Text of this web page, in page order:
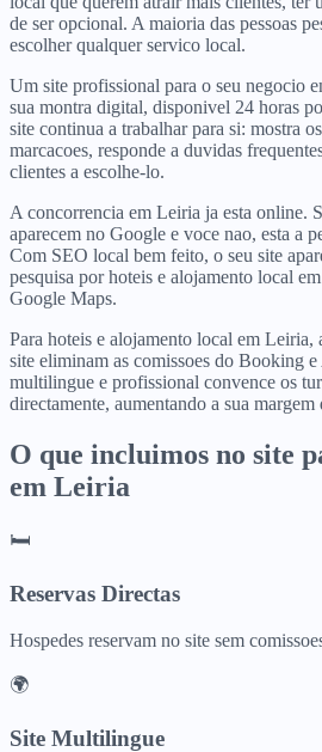
de ser opcional. A maioria das pessoas
escolher qualquer servico local.
Um site profissional para o seu negocio
sua montra digital, disponivel 24 horas
site continua a trabalhar para si: mostra
marcacoes, responde a duvidas
clientes a escolhe-lo.
A concorrencia em Leiria ja esta online.
aparecem no Google e voce nao, esta a
Com SEO local bem feito, o seu site
pesquisa por hoteis e alojamento local
Google Maps.
Para hoteis e alojamento local em Leiria,
site eliminam as comissoes do Booking
multilingue e profissional convence os
directamente, aumentando a sua margem
O que incluimos no site
em Leiria
🛏️
Reservas Directas
Hospedes reservam no site sem
🌍
Site Multilingue